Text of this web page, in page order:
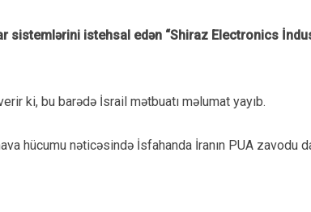
sistemlərini istehsal edən “Shiraz Electronics
ki, bu barədə İsrail mətbuatı məlumat yayıb.
hücumu nəticəsində İsfahanda İranın PUA zavodu